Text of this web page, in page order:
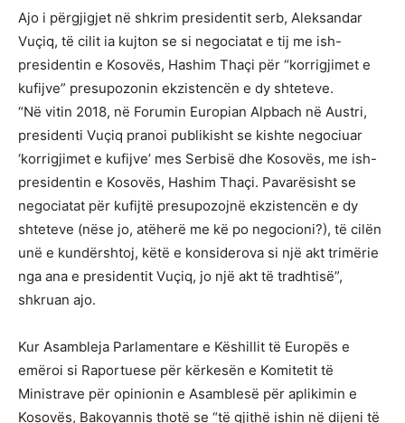
Ajo i përgjigjet në shkrim presidentit serb, Aleksandar
Vuçiq, të cilit ia kujton se si negociatat e tij me ish-
presidentin e Kosovës, Hashim Thaçi për “korrigjimet e
kufijve” presupozonin ekzistencën e dy shteteve.
“Në vitin 2018, në Forumin Europian Alpbach në Austri,
presidenti Vuçiq pranoi publikisht se kishte negociuar
‘korrigjimet e kufijve’ mes Serbisë dhe Kosovës, me ish-
presidentin e Kosovës, Hashim Thaçi. Pavarësisht se
negociatat për kufijtë presupozojnë ekzistencën e dy
shteteve (nëse jo, atëherë me kë po negocioni?), të cilën
unë e kundërshtoj, këtë e konsiderova si një akt trimërie
nga ana e presidentit Vuçiq, jo një akt të tradhtisë”,
shkruan ajo.
Kur Asambleja Parlamentare e Këshillit të Europës e
emëroi si Raportuese për kërkesën e Komitetit të
Ministrave për opinionin e Asamblesë për aplikimin e
Kosovës, Bakoyannis thotë se “të gjithë ishin në dijeni të